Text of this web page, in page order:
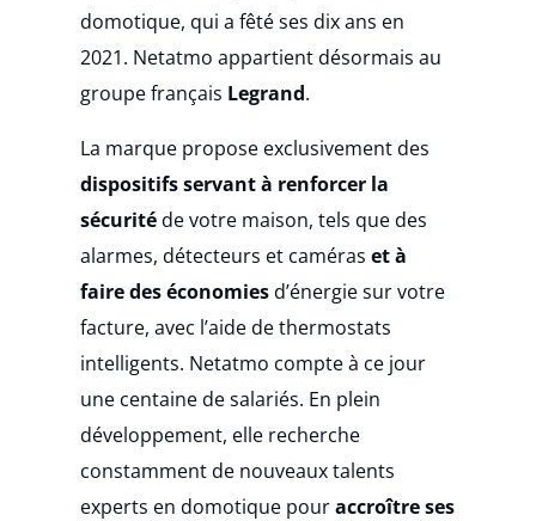
domotique, qui a fêté ses dix ans en
2021. Netatmo appartient désormais au
groupe français Legrand.
La marque propose exclusivement des
dispositifs servant à renforcer la
sécuritéde votre maison, tels que des
alarmes, détecteurs et caméraset à
faire des économiesd’énergie sur votre
facture, avec l’aide de thermostats
intelligents. Netatmo compte à ce jour
une centaine de salariés. En plein
développement, elle recherche
constamment de nouveaux talents
experts en domotique pouraccroître ses